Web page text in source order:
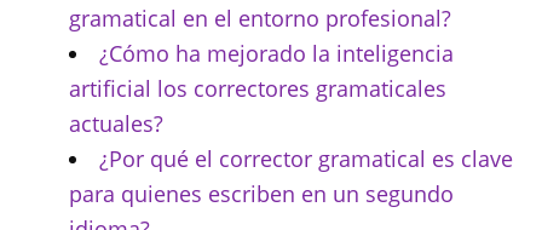
gramatical en el entorno profesional?
¿Cómo ha mejorado la inteligencia
artificial los correctores gramaticales
actuales?
¿Por qué el corrector gramatical es clave
para quienes escriben en un segundo